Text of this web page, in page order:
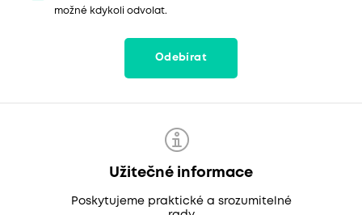
možné kdykoli odvolat.
Odebírat
Užitečné informace
Poskytujeme praktické a srozumitelné